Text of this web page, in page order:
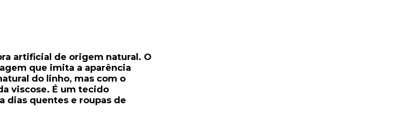
artificial de origem natural. O
que imita a aparência
do linho, mas com o
viscose. É um tecido
dias quentes e roupas de